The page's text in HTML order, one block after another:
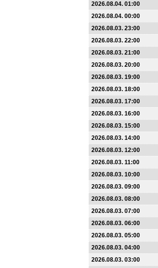
2026.08.04. 01:00
2026.08.04. 00:00
2026.08.03. 23:00
2026.08.03. 22:00
2026.08.03. 21:00
2026.08.03. 20:00
2026.08.03. 19:00
2026.08.03. 18:00
2026.08.03. 17:00
2026.08.03. 16:00
2026.08.03. 15:00
2026.08.03. 14:00
2026.08.03. 12:00
2026.08.03. 11:00
2026.08.03. 10:00
2026.08.03. 09:00
2026.08.03. 08:00
2026.08.03. 07:00
2026.08.03. 06:00
2026.08.03. 05:00
2026.08.03. 04:00
2026.08.03. 03:00